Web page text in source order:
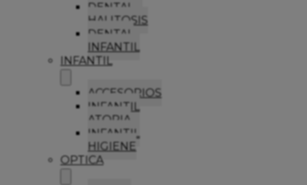
DENTAL
HALITOSIS
DENTAL
INFANTIL
INFANTIL
ACCESORIOS
INFANTIL
ATOPIA
INFANTIL
HIGIENE
OPTICA